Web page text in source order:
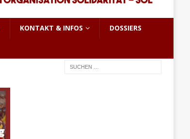
KONTAKT & INFOS DOSSIERS